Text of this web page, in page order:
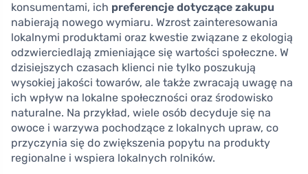
konsumentami, ich preferencje dotyczące zakupu
nabierają nowego wymiaru. Wzrost zainteresowania
lokalnymi produktami oraz kwestie związane z ekologią
odzwierciedlają zmieniające się wartości społeczne. W
dzisiejszych czasach klienci nie tylko poszukują
wysokiej jakości towarów, ale także zwracają uwagę na
ich wpływ na lokalne społeczności oraz środowisko
naturalne. Na przykład, wiele osób decyduje się na
owoce i warzywa pochodzące z lokalnych upraw, co
przyczynia się do zwiększenia popytu na produkty
regionalne i wspiera lokalnych rolników.